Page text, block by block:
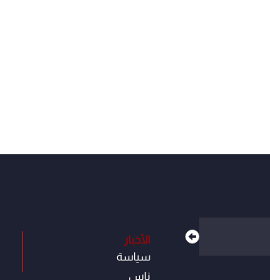
الأخبار
سياسة
ناس